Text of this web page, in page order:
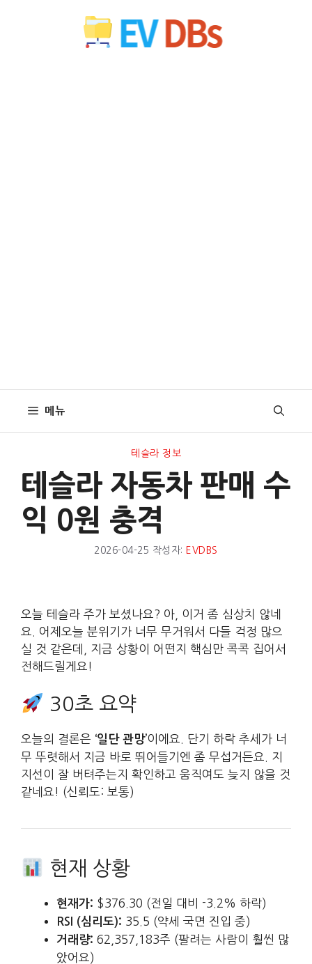
메뉴
테슬라 정보
테슬라 자동차 판매 수
익 0원 충격
2026-04-25 작성자: EVDBS
오늘 테슬라 주가 보셨나요? 아, 이거 좀 심상치 않네
요. 어제오늘 분위기가 너무 무거워서 다들 걱정 많으
실 것 같은데, 지금 상황이 어떤지 핵심만 콕콕 집어서
전해드릴게요!
30초 요약
오늘의 결론은 ‘일단 관망’이에요. 단기 하락 추세가 너
무 뚜렷해서 지금 바로 뛰어들기엔 좀 무섭거든요. 지
지선이 잘 버텨주는지 확인하고 움직여도 늦지 않을 것
같네요! (신뢰도: 보통)
현재 상황
현재가: $376.30 (전일 대비 -3.2% 하락)
RSI (심리도): 35.5 (약세 국면 진입 중)
거래량: 62,357,183주 (팔려는 사람이 훨씬 많
았어요)